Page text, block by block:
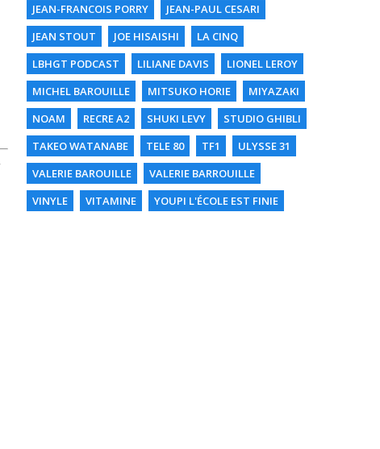
JEAN-FRANCOIS PORRY
JEAN-PAUL CESARI
JEAN STOUT
JOE HISAISHI
LA CINQ
LBHGT PODCAST
LILIANE DAVIS
LIONEL LEROY
MICHEL BAROUILLE
MITSUKO HORIE
MIYAZAKI
NOAM
RECRE A2 SHUKI LEVY
STUDIO GHIBLI
TAKEO WATANABE
TELE 80 TF1
ULYSSE 31
VALERIE BAROUILLE
VALERIE BARROUILLE
VINYLE
VITAMINE YOUPI L'ÉCOLE EST FINIE